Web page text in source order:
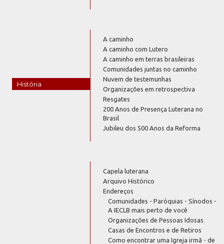
História
A caminho
A caminho com Lutero
A caminho em terras brasileiras
Comunidades juntas no caminho
Nuvem de testemunhas
Organizações em retrospectiva
Resgates
200 Anos de Presença Luterana no
Brasil
Jubileu dos 500 Anos da Reforma
Capela luterana
Arquivo Histórico
Endereços
Comunidades - Paróquias - Sínodos -
A IECLB mais perto de você
Organizações de Pessoas Idosas
Casas de Encontros e de Retiros
Como encontrar uma Igreja irmã - de